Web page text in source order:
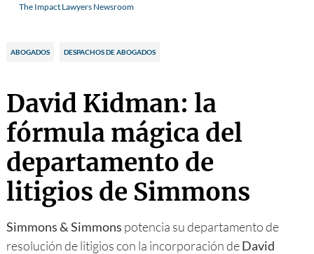
The Impact Lawyers Newsroom
ABOGADOS DESPACHOS DE ABOGADOS
David Kidman: la
fórmula mágica del
departamento de
litigios de Simmons
Simmons & Simmons potencia su departamento de
resolución de litigios con la incorporación deDavid